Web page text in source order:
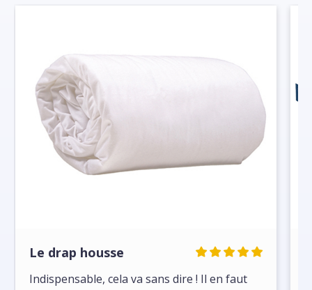
Le drap housse
Indispensable, cela va sans dire ! Il en faut